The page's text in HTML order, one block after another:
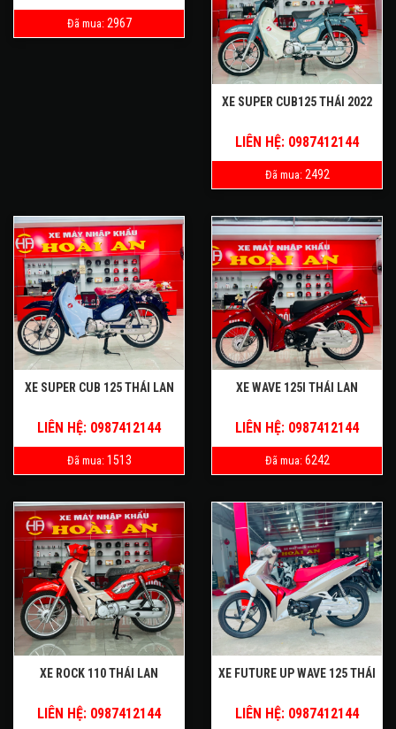
Đã mua: 2967
XE SUPER CUB125 THÁI 2022
LIÊN HỆ: 0987412144
Đã mua: 2492
XE SUPER CUB 125 THÁI LAN
LIÊN HỆ: 0987412144
Đã mua: 1513
XE WAVE 125I THÁI LAN
LIÊN HỆ: 0987412144
Đã mua: 6242
XE ROCK 110 THÁI LAN
LIÊN HỆ: 0987412144
XE FUTURE UP WAVE 125 THÁI
LIÊN HỆ: 0987412144